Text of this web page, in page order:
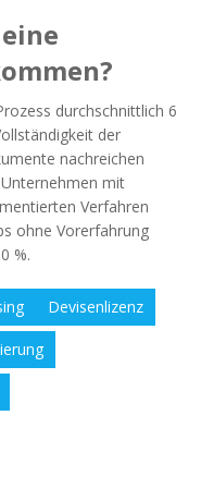
durchschnittlich 6
der
nachreichen
mit
Verfahren
ohne Vorerfahrung
%.
Devisenlizenz